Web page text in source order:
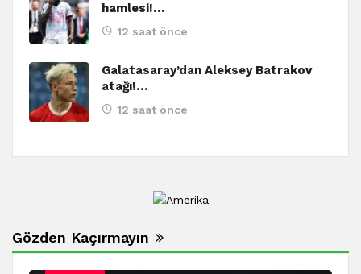
hamlesi!…
12 saat önce
Galatasaray’dan Aleksey Batrakov
atağı!…
12 saat önce
Gözden Kaçırmayın